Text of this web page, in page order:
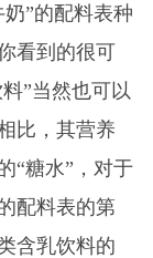
”的配料表种
看到的很可
”当然也可以
比，其营养
“糖水”，对于
配料表的第
含乳饮料的